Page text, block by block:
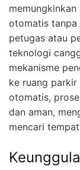
otomatis tanpa
petugas atau
teknologi
mekanisme
ke ruang
otomatis,
dan aman,
mencari